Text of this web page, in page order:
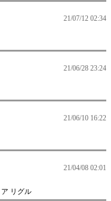
21/07/12 02:34
21/06/28 23:24
21/06/10 16:22
21/04/08 02:01
リグル